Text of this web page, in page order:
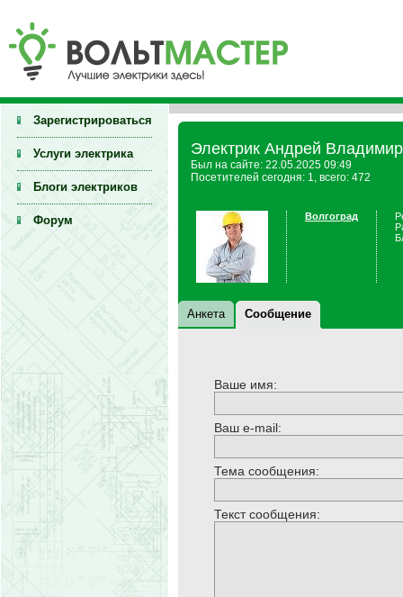
Зарегистрироваться
Услуги электрика
Блоги электриков
Форум
Электрик Андрей
Был на сайте: 22.05.2025 09:49
Посетителей сегодня: 1, всего: 472
Волгоград
Анкета Сообщение
Ваше имя:
Ваш e-mail:
Тема сообщения:
Текст сообщения: